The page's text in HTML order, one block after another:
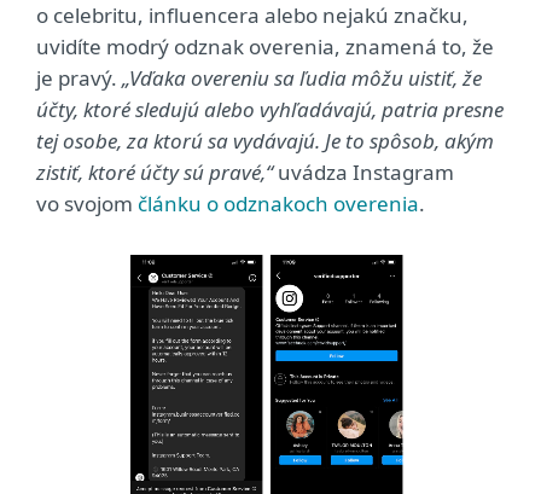
o celebritu, influencera alebo nejakú značku,
uvidíte modrý odznak overenia, znamená to, že
je pravý. „Vďaka overeniu sa ľudia môžu uistiť, že
účty, ktoré sledujú alebo vyhľadávajú, patria presne
tej osobe, za ktorú sa vydávajú. Je to spôsob, akým
zistiť, ktoré účty sú pravé,“uvádza Instagram
vo svojom článku o odznakoch overenia.